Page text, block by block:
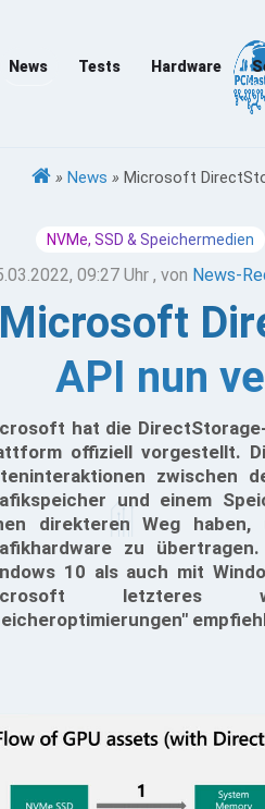
News Tests Hardware
» News » Microsoft
NVMe, SSD & Speichermedien
09:27 Uhr , von News-
API nun
hat die
offiziell vorgestellt.
zwischen
und einem
direkteren Weg haben,
zu
10 als auch mit
letzteres